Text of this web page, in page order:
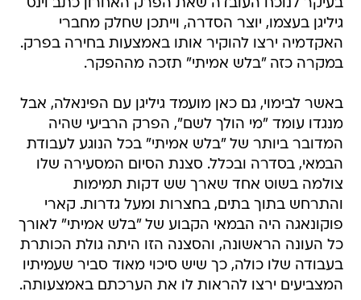
בעיקר לנוכח העובדה שאת הפרק האחרון כתב וינס
גיליגן בעצמו, יוצר הסדרה, וייתכן שחלק מחברי
האקדמיה ירצו להוקיר אותו באמצעות בחירה בפרק.
במקרה כזה "בלש אמיתי" תזכה מההפקר.
באשר לבימוי, גם כאן מועמד גיליגן עם הפינאלה, אבל
מנגדו עומד "מי הולך לשם", הפרק הרביעי שהיה
המדובר ביותר של "בלש אמיתי" בכל הנוגע לעבודת
הבמאי, בסדרה ובכלל. סצנת הסיום המסעירה שלו
צולמה בשוט אחד שארך שש דקות תמימות
והתרחש בתוך בתים, בחצרות ומעל גדרות. קארי
פוקונאגה היה הבמאי הקבוע של "בלש אמיתי" לאורך
כל העונה הראשונה, והסצנה הזו היתה גולת הכותרת
בעבודה שלו כולה, כך שיש סיכוי מאוד סביר שעמיתיו
המצביעים ירצו להראות לו את הערכתם באמצעותה.